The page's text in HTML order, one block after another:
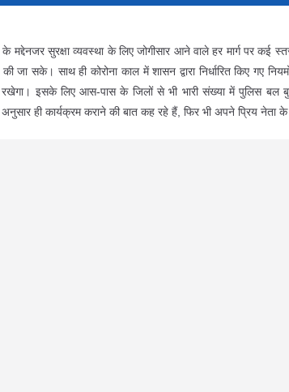
के मद्देनजर सुरक्षा व्यवस्था के लिए जोगीसार आने वाले हर मार्ग पर
की जा सके। साथ ही कोरोना काल में शासन द्वारा निर्धारित किए
इसके लिए आस-पास के जिलों से भी भारी संख्या में पुलिस बल
ही कार्यक्रम कराने की बात कह रहे हैं, फिर भी अपने प्रिय नेता